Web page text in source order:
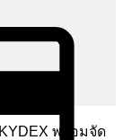
พร้อมจัด